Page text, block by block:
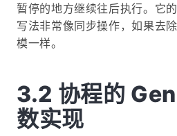
暂停的地方继续往后执行。它
写法非常像同步操作，如果去除
模一样。
协程的
数实现